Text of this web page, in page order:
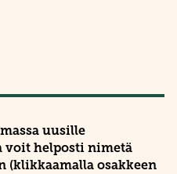
uusille
voit helposti nimetä
(klikkaamalla osakkeen